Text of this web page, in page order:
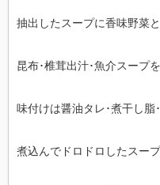
抽出したスープに香味野菜と
昆布･椎茸出汁･魚介スープ
味付けは醤油タレ･煮干し脂
煮込んでドロドロしたスー